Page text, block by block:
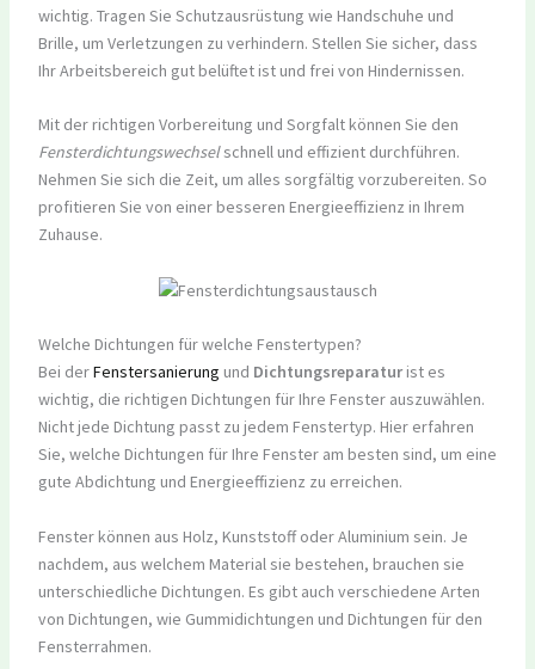
wichtig. Tragen Sie Schutzausrüstung wie Handschuhe und
Brille, um Verletzungen zu verhindern. Stellen Sie sicher, dass
Ihr Arbeitsbereich gut belüftet ist und frei von Hindernissen.
Mit der richtigen Vorbereitung und Sorgfalt können Sie den
Fensterdichtungswechselschnell und effizient durchführen.
Nehmen Sie sich die Zeit, um alles sorgfältig vorzubereiten. So
profitieren Sie von einer besseren Energieeffizienz in Ihrem
Zuhause.
Welche Dichtungen für welche Fenstertypen?
Bei derFenstersanierung und Dichtungsreparaturist es
wichtig, die richtigen Dichtungen für Ihre Fenster auszuwählen.
Nicht jede Dichtung passt zu jedem Fenstertyp. Hier erfahren
Sie, welche Dichtungen für Ihre Fenster am besten sind, um eine
gute Abdichtung und Energieeffizienz zu erreichen.
Fenster können aus Holz, Kunststoff oder Aluminium sein. Je
nachdem, aus welchem Material sie bestehen, brauchen sie
unterschiedliche Dichtungen. Es gibt auch verschiedene Arten
von Dichtungen, wie Gummidichtungen und Dichtungen für den
Fensterrahmen.